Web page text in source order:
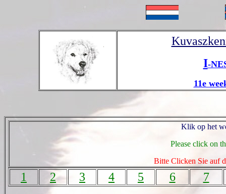
I-
11e
Klik op het
Please click on
Bitte Clicken Sie auf
1 2 3 4 5 6 7